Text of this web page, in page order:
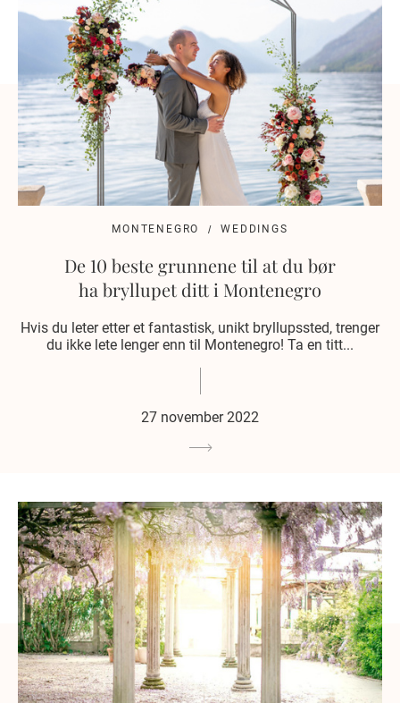
MONTENEGRO WEDDINGS
De 10 beste grunnene til at du bør
ha bryllupet ditt i Montenegro
Hvis du leter etter et fantastisk, unikt bryllupssted, trenger
du ikke lete lenger enn til Montenegro! Ta en titt...
27 november 2022